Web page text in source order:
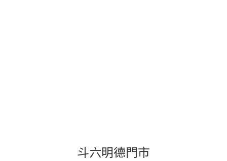
斗六明德門市